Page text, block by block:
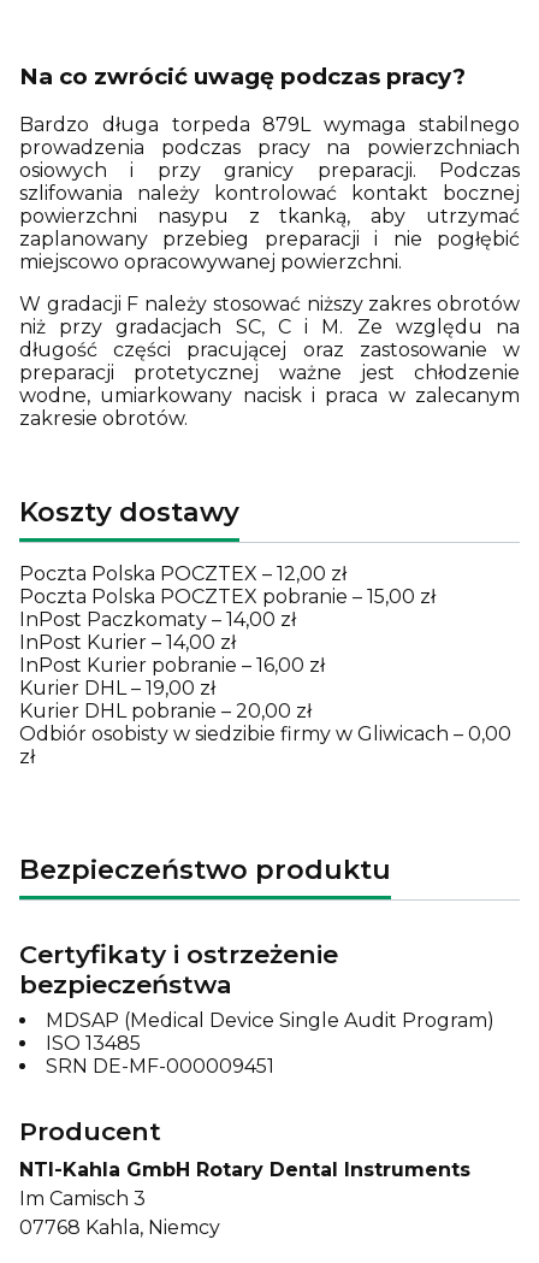
Na co zwrócić uwagę podczas pracy?
Bardzo długa torpeda 879L wymaga stabilnego
prowadzenia podczas pracy na powierzchniach
osiowych i przy granicy preparacji. Podczas
szlifowania należy kontrolować kontakt bocznej
powierzchni nasypu z tkanką, aby utrzymać
zaplanowany przebieg preparacji i nie pogłębić
miejscowo opracowywanej powierzchni.
W gradacji F należy stosować niższy zakres obrotów
niż przy gradacjach SC, C i M. Ze względu na
długość części pracującej oraz zastosowanie w
preparacji protetycznej ważne jest chłodzenie
wodne, umiarkowany nacisk i praca w zalecanym
zakresie obrotów.
Koszty dostawy
Poczta Polska POCZTEX – 12,00 zł
Poczta Polska POCZTEX pobranie – 15,00 zł
InPost Paczkomaty – 14,00 zł
InPost Kurier – 14,00 zł
InPost Kurier pobranie – 16,00 zł
Kurier DHL – 19,00 zł
Kurier DHL pobranie – 20,00 zł
Odbiór osobisty w siedzibie firmy w Gliwicach – 0,00
zł
Bezpieczeństwo produktu
Certyfikaty i ostrzeżenie
bezpieczeństwa
MDSAP (Medical Device Single Audit Program)
ISO 13485
SRN DE-MF-000009451
Producent
NTI-Kahla GmbH Rotary Dental Instruments
Im Camisch 3
07768 Kahla, Niemcy